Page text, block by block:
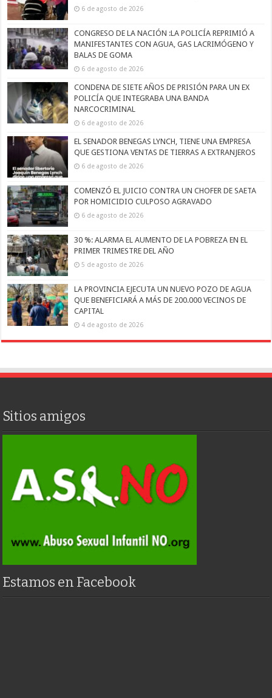
6 de agosto de 2026
CONGRESO DE LA NACIÓN :LA POLICÍA REPRIMIÓ A
MANIFESTANTES CON AGUA, GAS LACRIMÓGENO Y
BALAS DE GOMA
6 de agosto de 2026
CONDENA DE SIETE AÑOS DE PRISIÓN PARA UN EX
POLICÍA QUE INTEGRABA UNA BANDA
NARCOCRIMINAL
6 de agosto de 2026
EL SENADOR BENEGAS LYNCH, TIENE UNA EMPRESA
QUE GESTIONA VENTAS DE TIERRAS A EXTRANJEROS
6 de agosto de 2026
COMENZÓ EL JUICIO CONTRA UN CHOFER DE SAETA
POR HOMICIDIO CULPOSO AGRAVADO
6 de agosto de 2026
30 %: ALARMA EL AUMENTO DE LA POBREZA EN EL
PRIMER TRIMESTRE DEL AÑO
5 de agosto de 2026
LA PROVINCIA EJECUTA UN NUEVO POZO DE AGUA
QUE BENEFICIARÁ A MÁS DE 200.000 VECINOS DE
CAPITAL
4 de agosto de 2026
Sitios amigos
Estamos en Facebook